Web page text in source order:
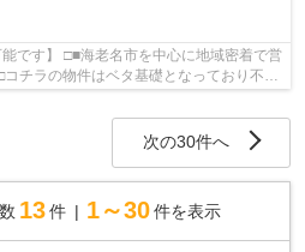
能です】 □■海老名市を中心に地域密着で営
チラの物件はベタ基礎となっており不同
次の30件へ
13 件 1～30 件を表示